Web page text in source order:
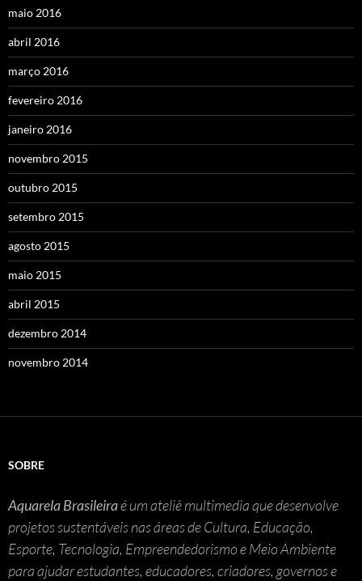
maio 2016
abril 2016
março 2016
fevereiro 2016
janeiro 2016
novembro 2015
outubro 2015
setembro 2015
agosto 2015
maio 2015
abril 2015
dezembro 2014
novembro 2014
SOBRE
Aquarela Brasileiraé um ateliê multimedia que desenvolve
projetos sustentáveis nas áreas de Cultura, Educação,
Esporte, Tecnologia, Empreendedorismo e Meio Ambiente
para ajudar estudantes, educadores, criadores, governos e